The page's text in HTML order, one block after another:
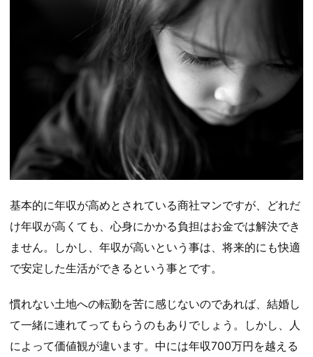
基本的に年収が高めとされている商社マンですが、どれだ
け年収が高くても、心身にかかる負担はお金では解決でき
ません。しかし、年収が高いという事は、将来的にも快適
で安定した生活ができるという事とです。
慣れない土地への転勤を苦に感じないのであれば、結婚し
て一緒に連れてってもらうのもありでしょう。しかし、人
によって価値観が違います。中には年収700万円を越える